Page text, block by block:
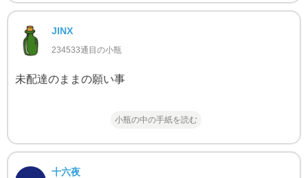
JINX
234533通目の小瓶
未配達のままの願い事
小瓶の中の手紙を読む
十六夜